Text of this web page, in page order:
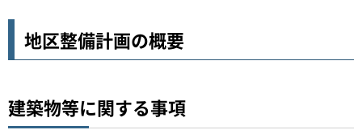
地区整備計画の概要
建築物等に関する事項